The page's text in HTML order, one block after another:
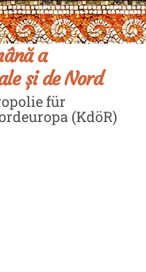
a
și de Nord
für
(KdöR)